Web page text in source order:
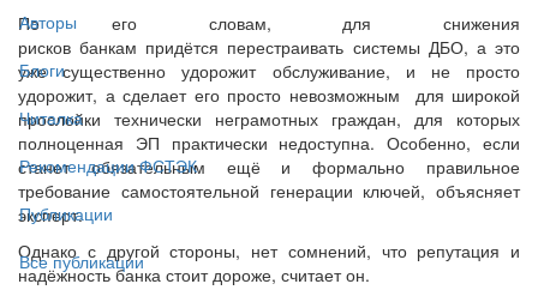
Авторы
Блоги
Читалка
Рекомендации ФСТЭК
Публикации
Все публикации
По его словам, для снижения
рисков банкам придётся перестраивать системы ДБО, а это
уже существенно удорожит обслуживание, и не просто
удорожит, а сделает его просто невозможным для широкой
прослойки технически неграмотных граждан, для которых
полноценная ЭП практически недоступна. Особенно, если
станет обязательным ещё и формально правильное
требование самостоятельной генерации ключей, объясняет
эксперт.
Однако с другой стороны, нет сомнений, что репутация и
надёжность банка стоит дороже, считает он.